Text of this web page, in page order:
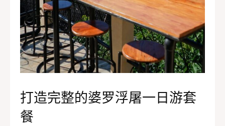
打造完整的婆罗浮屠一日游套
餐